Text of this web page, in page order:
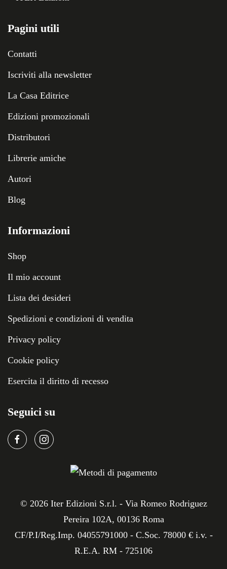
Pagini utili
Contatti
Iscriviti alla newsletter
La Casa Editrice
Edizioni promozionali
Distributori
Librerie amiche
Autori
Blog
Informazioni
Shop
Il mio account
Lista dei desideri
Spedizioni e condizioni di vendita
Privacy policy
Cookie policy
Esercita il diritto di recesso
Seguici su
© 2026Iter Edizioni S.r.l. - Via Romeo Rodriguez
Pereira 102A, 00136 Roma
CF/P.I/Reg.Imp. 04055791000 - C.Soc. 78000 € i.v. -
R.E.A. RM - 725106